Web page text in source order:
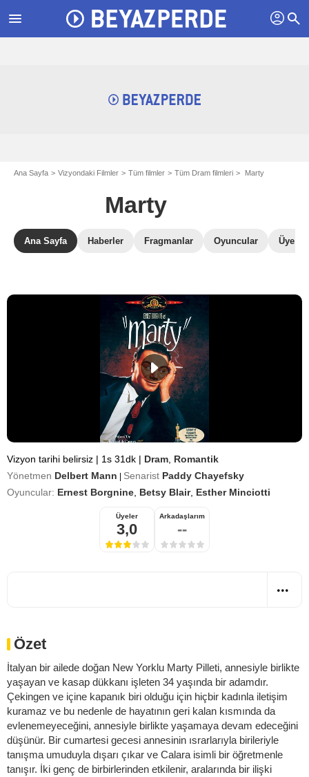
menu profil search
Ana Sayfa Vizyondaki Filmler Tüm filmler Tüm Dram filmleri Marty
Marty
Ana Sayfa Haberler Fragmanlar Oyuncular Üye
Vizyon tarihi belirsiz | 1s 31dk | Dram Romantik
Yönetmen Delbert Mann Senarist Paddy Chayefsky
Oyuncular: Ernest Borgnine Betsy Blair, Esther Minciotti
Üyeler
3,0
Arkadaşlarım
--
Özet
İtalyan bir ailede doğan New Yorklu Marty Pilleti, annesiyle birlikte
yaşayan ve kasap dükkanı işleten 34 yaşında bir adamdır.
Çekingen ve içine kapanık biri olduğu için hiçbir kadınla iletişim
kuramaz ve bu nedenle de hayatının geri kalan kısmında da
evlenemeyeceğini, annesiyle birlikte yaşamaya devam edeceğini
düşünür. Bir cumartesi gecesi annesinin ısrarlarıyla birileriyle
tanışma umuduyla dışarı çıkar ve Calara isimli bir öğretmenle
tanışır. İki genç de birbirlerinden etkilenir, aralarında bir ilişki